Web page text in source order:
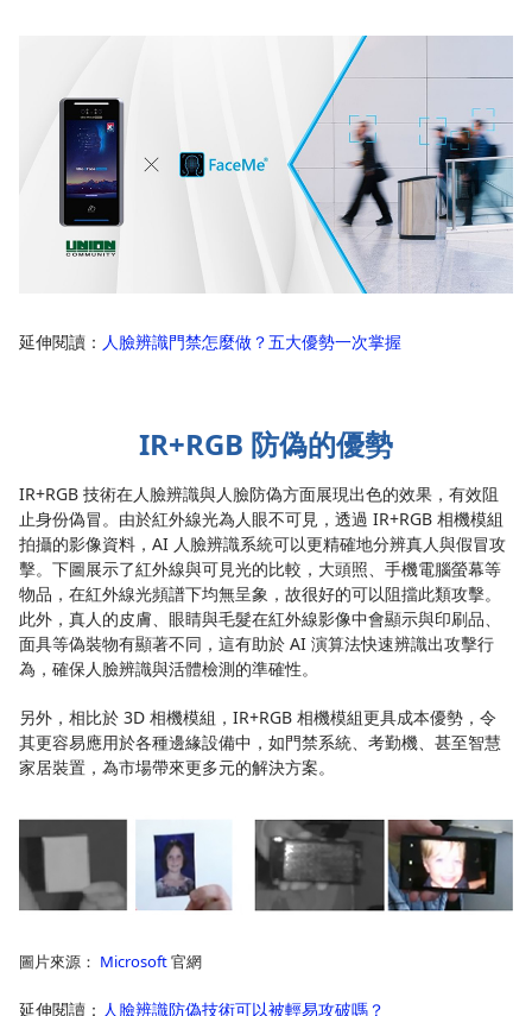
延伸閱讀： 人臉辨識門禁怎麼做？五大優勢一次掌握
IR+RGB 防偽的優勢
IR+RGB 技術在人臉辨識與人臉防偽方面展現出色的效果，有效阻
止身份偽冒。由於紅外線光為人眼不可見，透過 IR+RGB 相機模組
拍攝的影像資料，AI 人臉辨識系統可以更精確地分辨真人與假冒攻
擊。下圖展示了紅外線與可見光的比較，大頭照、手機電腦螢幕等
物品，在紅外線光頻譜下均無呈象，故很好的可以阻擋此類攻擊。
此外，真人的皮膚、眼睛與毛髮在紅外線影像中會顯示與印刷品、
面具等偽裝物有顯著不同，這有助於 AI 演算法快速辨識出攻擊行
為，確保人臉辨識與活體檢測的準確性。
另外，相比於 3D 相機模組，IR+RGB 相機模組更具成本優勢，令
其更容易應用於各種邊緣設備中，如門禁系統、考勤機、甚至智慧
家居裝置，為市場帶來更多元的解決方案。
圖片來源： Microsoft官網
延伸閱讀： 人臉辨識防偽技術可以被輕易攻破嗎？